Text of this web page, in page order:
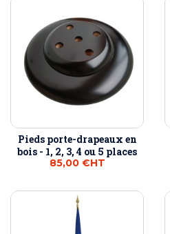
Pieds porte-drapeaux en
bois - 1, 2, 3, 4 ou 5 places
85,00 €HT